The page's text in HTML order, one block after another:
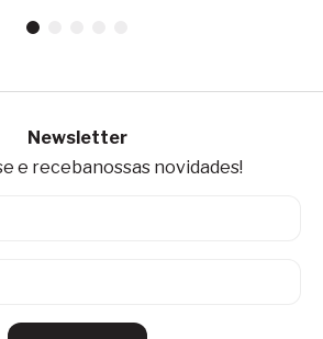
Newsletter
e recebanossas novidades!